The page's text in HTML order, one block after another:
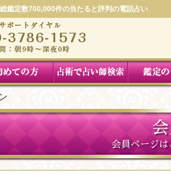
鑑定数700,000件の当たると評判の電話占い
会員ページ